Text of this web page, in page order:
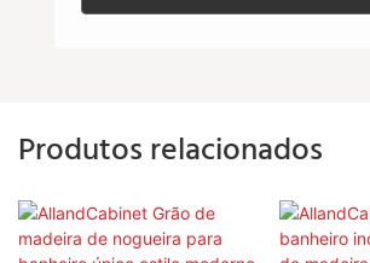
Produtos relacionados